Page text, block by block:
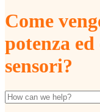
Come
potenza
sensori?